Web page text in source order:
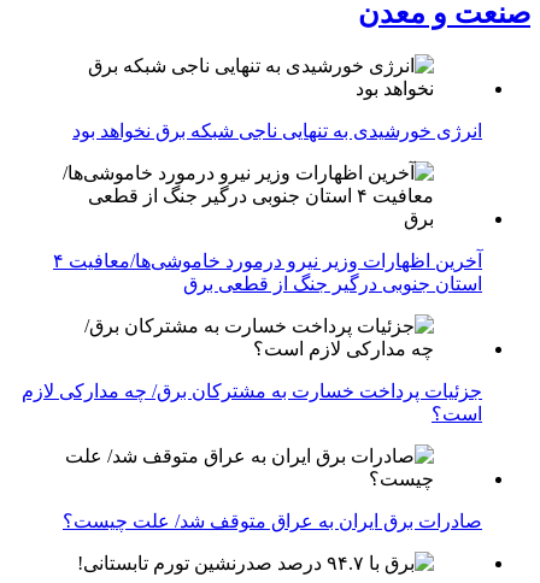
صنعت و معدن
انرژی خورشیدی به تنهایی ناجی شبکه برق نخواهد بود
آخرین اظهارات وزیر نیرو درمورد خاموشی‌ها/معافیت ۴
استان جنوبی درگیر جنگ از قطعی برق
جزئیات پرداخت خسارت به مشترکان برق/ چه مدارکی لازم
است؟
صادرات برق ایران به عراق متوقف شد/ علت چیست؟